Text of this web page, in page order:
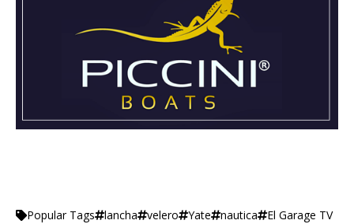
Popular Tags lancha velero Yate nautica El Garage TV